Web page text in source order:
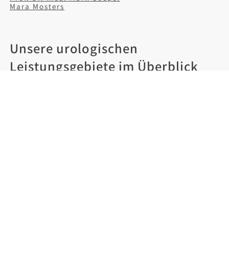
Mara Mosters
Unsere urologischen
Leistungsgebiete im Überblick